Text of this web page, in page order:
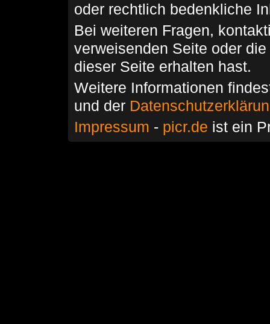
oder rechtlich bedenkliche
Bei weiteren Fragen,
verweisenden Seite oder
dieser Seite erhalten hast.
Weitere Informationen
und der
Impressum - picr.de ist ein